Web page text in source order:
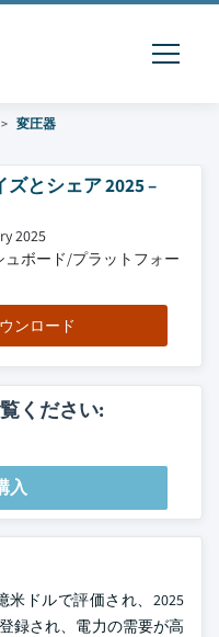
変圧器
とシェア 2025 –
2025
ュボード/プラットフォー
ンロード
ください:
入
米ドルで評価され、2025
録され、電力の需要が高